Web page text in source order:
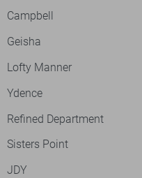
Campbell
Geisha
Lofty Manner
Ydence
Refined Department
Sisters Point
JDY